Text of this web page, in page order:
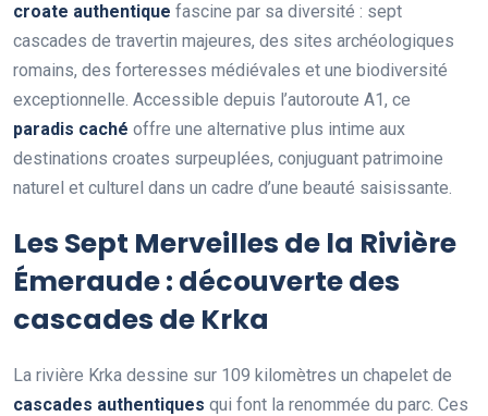
croate authentique fascine par sa diversité : sept
cascades de travertin majeures, des sites archéologiques
romains, des forteresses médiévales et une biodiversité
exceptionnelle. Accessible depuis l’autoroute A1, ce
paradis caché offre une alternative plus intime aux
destinations croates surpeuplées, conjuguant patrimoine
naturel et culturel dans un cadre d’une beauté saisissante.
Les Sept Merveilles de la Rivière
Émeraude : découverte des
cascades de Krka
La rivière Krka dessine sur 109 kilomètres un chapelet de
cascades authentiques qui font la renommée du parc. Ces